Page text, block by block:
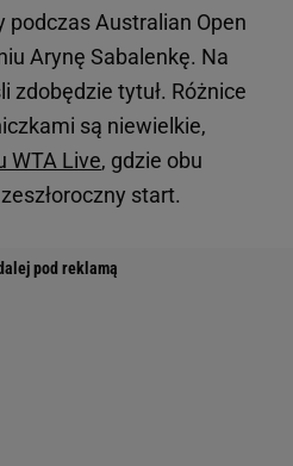
podczas Australian Open
Arynę Sabalenkę. Na
zdobędzie tytuł. Różnice
są niewielkie,
WTA Live, gdzie obu
start.